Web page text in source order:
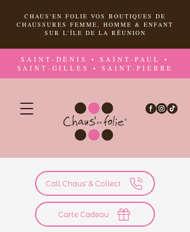
CHAUS'EN FOLIE VOS BOUTIQUES DE
CHAUSSURES FEMME, HOMME & ENFANT
SUR L'ÎLE DE LA RÉUNION
SAINT-DENIS • SAINT-PAUL •
SAINT-GILLES • SAINT-PIERRE
Call Chaus' & Collect
Carte Cadeau